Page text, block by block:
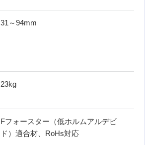
31～94mm
23kg
Fフォースター（低ホルムアルデビ
ド）適合材、RoHs対応